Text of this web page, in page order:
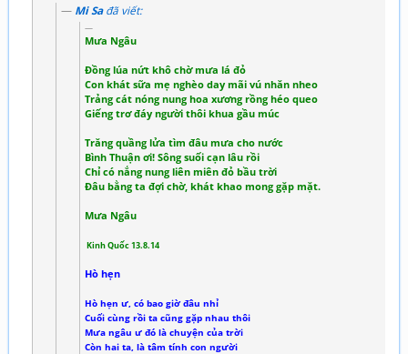
Mi Sađã viết:
Mưa Ngâu
Đồng lúa nứt khô chờ mưa lá đỏ
Con khát sữa mẹ nghèo day mãi vú nhăn nheo
Trảng cát nóng nung hoa xương rồng héo queo
Giếng trơ đáy người thôi khua gầu múc
Trăng quầng lửa tìm đâu mưa cho nước
Bình Thuận ơi! Sông suối cạn lâu rồi
Chỉ có nắng nung liên miên đỏ bầu trời
Đâu bằng ta đợi chờ, khát khao mong gặp mặt.
Mưa Ngâu
Kinh Quốc 13.8.14
Hò hẹn
Hò hẹn ư, có bao giờ đâu nhỉ
Cuối cùng rồi ta cũng gặp nhau thôi
Mưa ngâu ư đó là chuyện của trời
Còn hai ta, là tâm tính con người